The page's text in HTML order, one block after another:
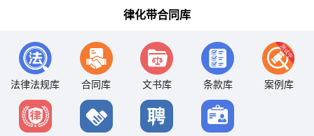
律化带合同库
法律法规库 合同库 文书库 条款库 案例库